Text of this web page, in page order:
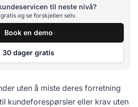
til neste nivå?
og se forskjellen selv.
Book en demo
30 dager gratis
uten å miste deres forretning
kundeforespørsler eller krav uten